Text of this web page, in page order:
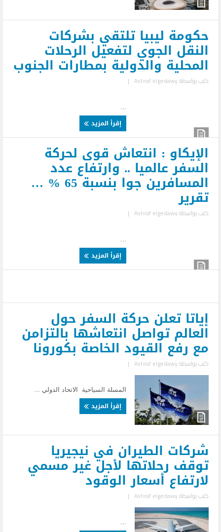
حكومة ليبيا تلتقي بشركات
النقل الجوي لتفعيل الرحلات
المحلية والدولية بمطارات الجنوب
كتب بواسطةAshraf elgedawy
|
إقرأ المزيد
الإيكاو : انتعاش قوى لحركة
السفر عالميا .. وارتفاع عدد
المسافرين جوا بنسبة 65 % …
تقرير
كتب بواسطةAshraf elgedawy
|
إقرأ المزيد
إياتا تعلن حركة السفر حول
العالم تواصل انتعاشها بالتزامن
مع رفع القيود الخاصة بكورونا
كتب بواسطةAshraf elgedawy
|
المسلة السياحية الاتحاد الدولي ...
إقرأ المزيد
شركات الطيران في نيجيريا
توقف رحلاتها لأجل غير مسمي
لارتفاع أسعار الوقود
كتب بواسطةAshraf elgedawy
|